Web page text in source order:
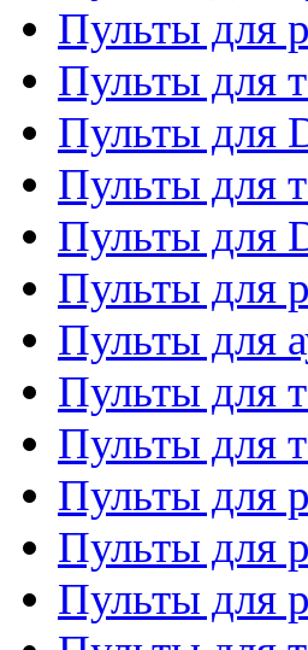
Пульты для
Пульты для
Пульты для
Пульты для
Пульты для
Пульты для
Пульты для
Пульты для
Пульты для
Пульты для
Пульты для
Пульты для